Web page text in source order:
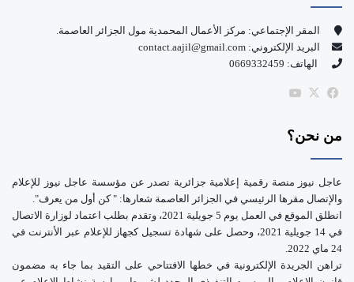
و
ك
المقر الإجتماعي: مركز الأعمال المحمدية مول الجزائر العاصمة.
البريد الإلكتروني: contact.aajil@gmail.com
الهاتف: 0669332459
فيسبوك
‫X
من نحن؟
عاجل نيوز منصة رقمية إعلامية جزائرية تصدر عن مؤسسة عاجل نيوز للإعلام
والإتصال مقرها الرئيسي في الجزائر العاصمة شعارها: " كن أول من يعرف".
انطلق الموقع في العمل يوم 5 جويلية 2021، وتقدم بطلب اعتماد لوزارة الاتصال
في 14 جويلية 2021، وحصل على شهادة تسجيل كجهاز للإعلام عبر الأنترنت في
24 ماي 2022.
تراهن الجريدة الإلكترونية في خطها الافتتاحي على التقيد بما جاء به مضمون